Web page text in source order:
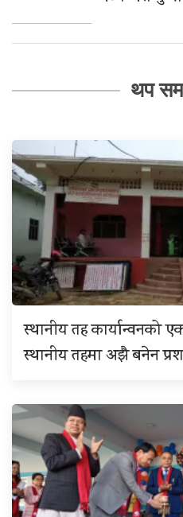
थप
स्थानीय तह कार्यान्वनको
स्थानीय तहमा अझै बनेन